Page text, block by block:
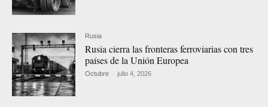
Rusia
Rusia cierra las fronteras ferroviarias con tres
países de la Unión Europea
Octubre - julio 4, 2026